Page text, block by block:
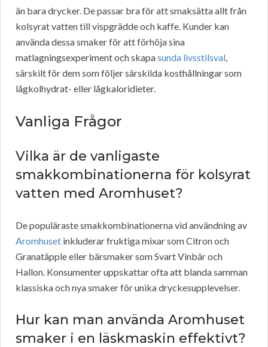
än bara drycker. De passar bra för att smaksätta allt från
kolsyrat vatten till vispgrädde och kaffe. Kunder kan
använda dessa smaker för att förhöja sina
matlagningsexperiment och skapasunda livsstilsval
särskilt för dem som följer särskilda kosthållningar som
lågkolhydrat- eller lågkaloridieter.
Vanliga Frågor
Vilka är de vanligaste
smakkombinationerna för kolsyrat
vatten med Aromhuset?
De populäraste smakkombinationerna vid användning av
Aromhuset inkluderar fruktiga mixar som Citron och
Granatäpple eller bärsmaker som Svart Vinbär och
Hallon. Konsumenter uppskattar ofta att blanda samman
klassiska och nya smaker för unika dryckesupplevelser.
Hur kan man använda Aromhuset
smaker i en läskmaskin effektivt?